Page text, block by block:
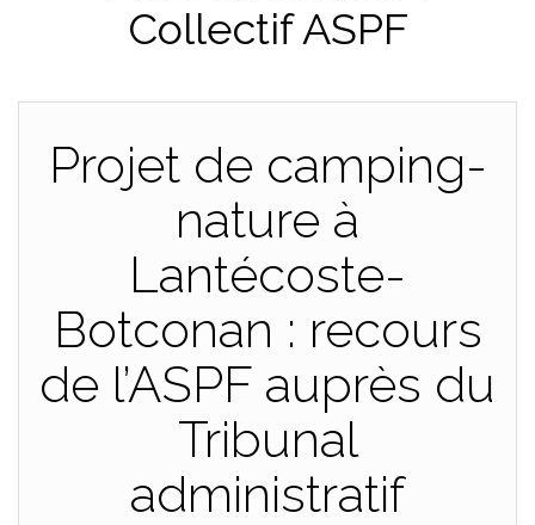
Collectif ASPF
Projet de camping-
nature à
Lantécoste-
Botconan : recours
de l’ASPF auprès du
Tribunal
administratif